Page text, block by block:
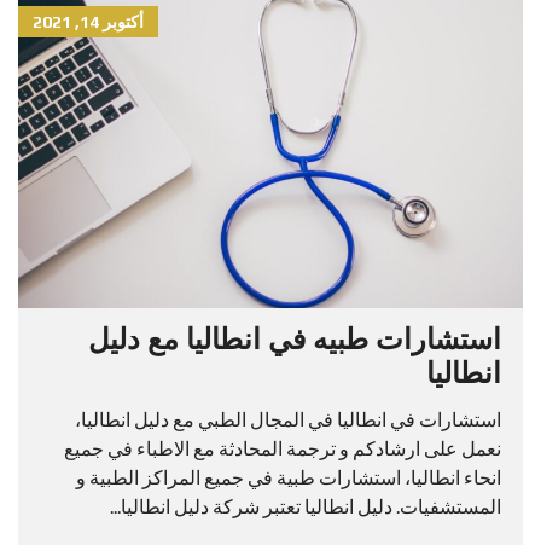
أكتوبر 14, 2021
استشارات طبيه في انطاليا مع دليل
انطاليا
استشارات في انطاليا في المجال الطبي مع دليل انطاليا،
نعمل على ارشادكم و ترجمة المحادثة مع الاطباء في جميع
انحاء انطاليا، استشارات طبية في جميع المراكز الطبية و
المستشفيات. دليل انطاليا تعتبر شركة دليل انطاليا...